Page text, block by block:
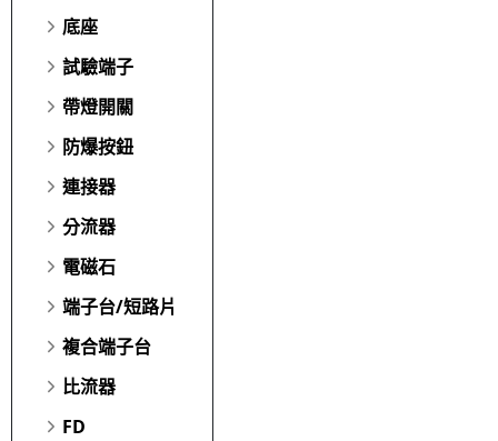
底座
試驗端子
帶燈開關
防爆按鈕
連接器
分流器
電磁石
端子台/短路片
複合端子台
比流器
FD